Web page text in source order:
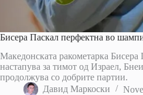
Бисера Паскал перфектна во
Македонската ракометарка Бисера
настапува за тимот од Израел,
продолжува со добрите партии.
Давид Маркоски